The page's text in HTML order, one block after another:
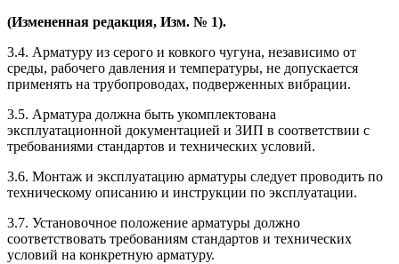
(Измененная редакция, Изм. № 1).
3.4. Арматуру из серого и ковкого чугуна, независимо от
среды, рабочего давления и температуры, не допускается
применять на трубопроводах, подверженных вибрации.
3.5. Арматура должна быть укомплектована
эксплуатационной документацией и ЗИП в соответствии с
требованиями стандартов и технических условий.
3.6. Монтаж и эксплуатацию арматуры следует проводить по
техническому описанию и инструкции по эксплуатации.
3.7. Установочное положение арматуры должно
соответствовать требованиям стандартов и технических
условий на конкретную арматуру.